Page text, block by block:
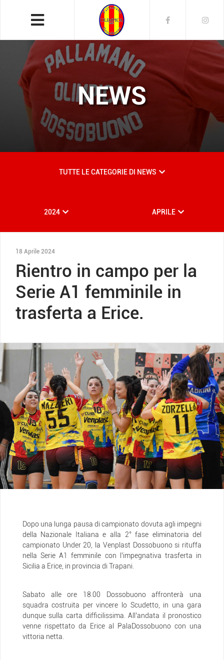
NEWS
TUTTE LE CATEGORIE DI NEWS
2024 APRILE
18 Aprile 2024
Rientro in campo per la
Serie A1 femminile in
trasferta a Erice.
Dopo una lunga pausa di campionato dovuta agli impegni
della Nazionale Italiana e alla 2° fase eliminatoria del
campionato Under 20, la Venplast Dossobuono si rituffa
nella Serie A1 femminile con l’impegnativa trasferta in
Sicilia a Erice, in provincia di Trapani.
Sabato alle ore 18.00 Dossobuono affronterà una
squadra costruita per vincere lo Scudetto, in una gara
dunque sulla carta difficilissima. All’andata il pronostico
venne rispettato da Erice al PalaDossobuono con una
vittoria netta.